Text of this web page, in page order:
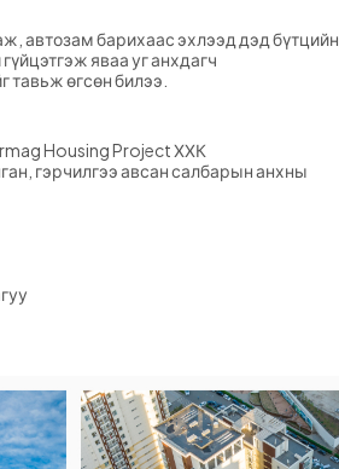
автозам барихаас эхлээд дэд бүтцийн
яваа уг анхдагч
тавьж өгсөн билээ.
Housing Project ХХК
гэрчилгээ авсан салбарын анхны